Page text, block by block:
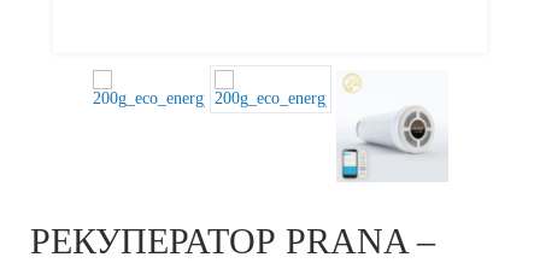
РЕКУПЕРАТОР PRANA –